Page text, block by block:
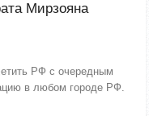
Мирзояна
РФ с очередным
в любом городе РФ.